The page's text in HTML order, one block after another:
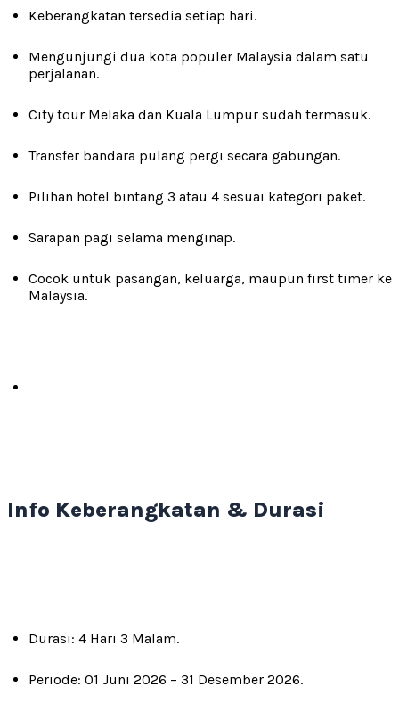
Keberangkatan tersedia setiap hari.
Mengunjungi dua kota populer Malaysia dalam satu
perjalanan.
City tour Melaka dan Kuala Lumpur sudah termasuk.
Transfer bandara pulang pergi secara gabungan.
Pilihan hotel bintang 3 atau 4 sesuai kategori paket.
Sarapan pagi selama menginap.
Cocok untuk pasangan, keluarga, maupun first timer ke
Malaysia.
Info Keberangkatan & Durasi
Durasi: 4 Hari 3 Malam.
Periode: 01 Juni 2026 – 31 Desember 2026.